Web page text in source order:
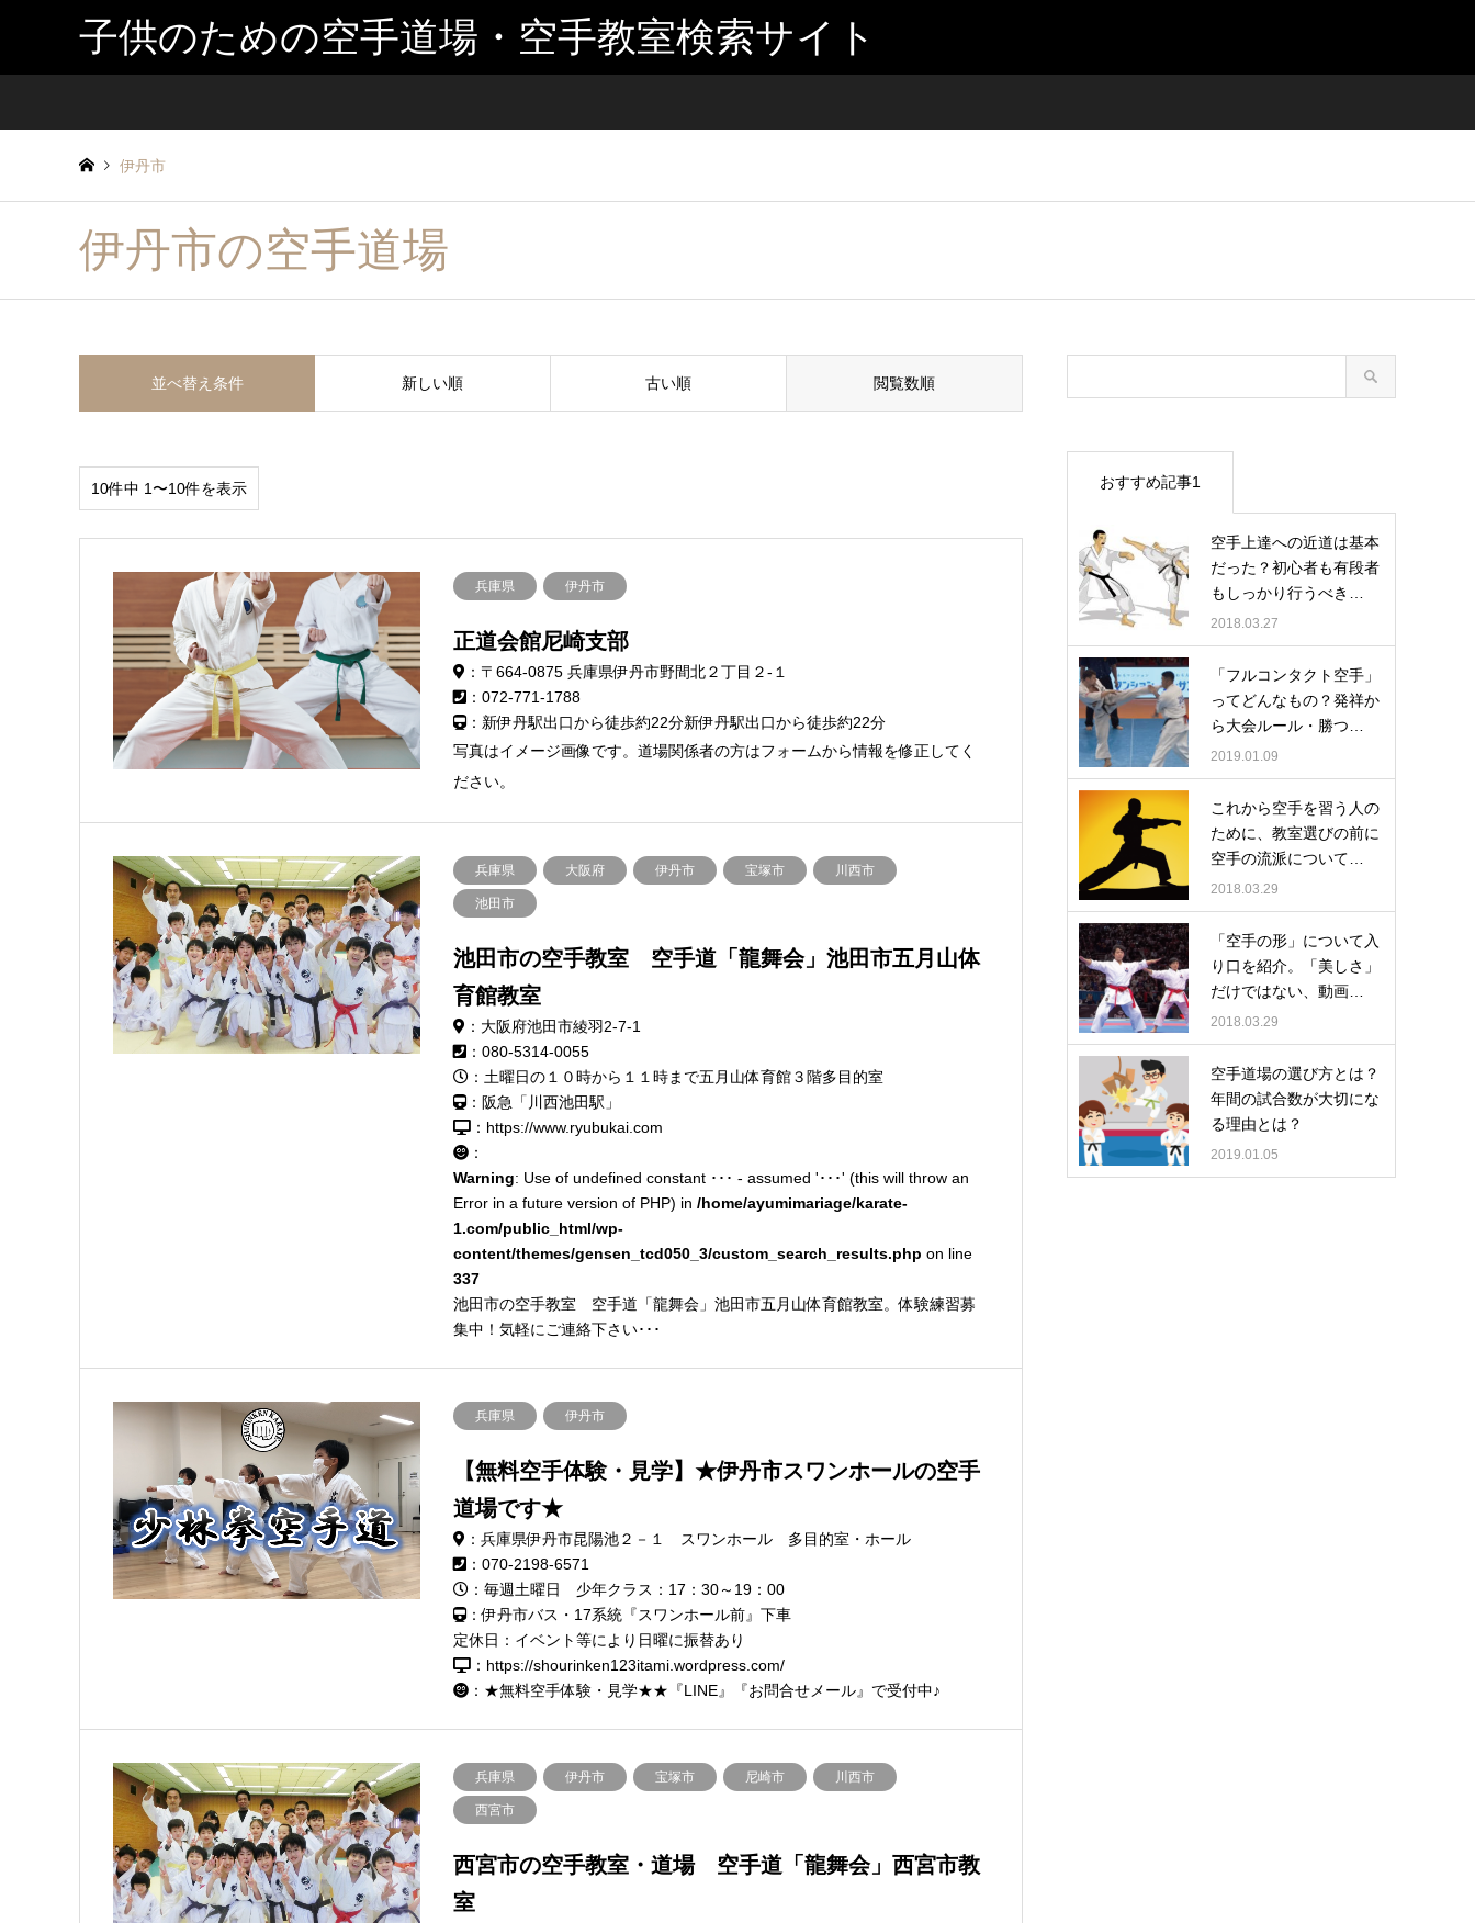
子供のための空手道場・空手教室検索サイト
伊丹市
伊丹市の空手道場
並べ替え条件 新しい順 古い順 閲覧数順
10件中 1〜10件を表示
兵庫県 伊丹市
正道会館尼崎支部
：〒664-0875 兵庫県伊丹市野間北２丁目２-１
：072-771-1788
：新伊丹駅出口から徒歩約22分新伊丹駅出口から徒歩約22分
写真はイメージ画像です。道場関係者の方はフォームから情報を修正してく
ださい。
兵庫県 大阪府 伊丹市 宝塚市 川西市
池田市
池田市の空手教室 空手道「龍舞会」池田市五月山体
育館教室
：大阪府池田市綾羽2-7-1
：080-5314-0055
：土曜日の１０時から１１時まで五月山体育館３階多目的室
：阪急「川西池田駅」
：https://www.ryubukai.com
：
Warning: Use of undefined constant ･･･ - assumed '･･･' (this will throw an
Error in a future version of PHP) in/home/ayumimariage/karate-
1.com/public_html/wp-
content/themes/gensen_tcd050_3/custom_search_results.php on line
337
池田市の空手教室 空手道「龍舞会」池田市五月山体育館教室。体験練習募
集中！気軽にご連絡下さい･･･
兵庫県 伊丹市
【無料空手体験・見学】★伊丹市スワンホールの空手
道場です★
：兵庫県伊丹市昆陽池２－１ スワンホール 多目的室・ホール
：070-2198-6571
：毎週土曜日 少年クラス：17：30～19：00
：伊丹市バス・17系統『スワンホール前』下車
定休日：イベント等により日曜に振替あり
：https://shourinken123itami.wordpress.com/
： ★無料空手体験・見学★★『LINE』『お問合せメール』で受付中♪
兵庫県 伊丹市 宝塚市 尼崎市 川西市
西宮市
西宮市の空手教室・道場 空手道「龍舞会」西宮市教
室
おすすめ記事1
空手上達への近道は基本
だった？初心者も有段者
もしっかり行うべき…
2018.03.27
「フルコンタクト空手」
ってどんなもの？発祥か
ら大会ルール・勝つ…
2019.01.09
これから空手を習う人の
ために、教室選びの前に
空手の流派について…
2018.03.29
「空手の形」について入
り口を紹介。「美しさ」
だけではない、動画…
2018.03.29
空手道場の選び方とは？
年間の試合数が大切にな
る理由とは？
2019.01.05